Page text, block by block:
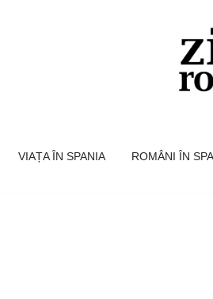
VIAȚA ÎN SPANIA ROMÂNI ÎN